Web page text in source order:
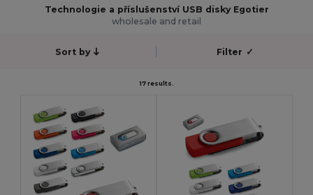
Technologie a příslušenství USB disky Egotier
wholesale and retail
Sort by Filter ✓
17 results.